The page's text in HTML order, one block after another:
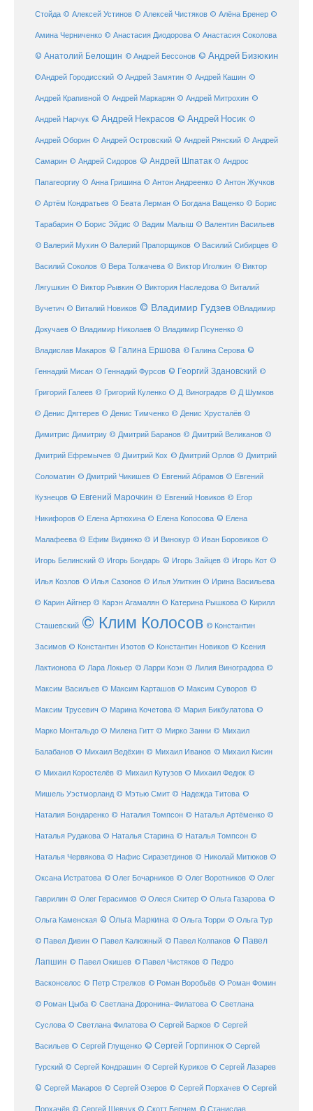
Стойда © Алексей Устинов © Алексей Чистяков © Алёна Бренер ©
Амина Черниченко © Анастасия Диодорова © Анастасия Соколова
© Анатолий Белощин © Андрей Бессонов © Андрей Бизюкин
©Андрей Городисский © Андрей Замятин © Андрей Кашин ©
Андрей Крапивной © Андрей Маркарян © Андрей Митрохин ©
Андрей Нарчук © Андрей Некрасов © Андрей Носик ©
Андрей Оборин © Андрей Островский © Андрей Рянский © Андрей
Самарин © Андрей Сидоров © Андрей Шпатак © Андрос
Папагеоргиу © Анна Гришина © Антон Андреенко © Антон Жучков
© Артём Кондратьев © Беата Лерман © Богдана Ващенко © Борис
Тарабарин © Борис Эйдис © Вадим Малыш © Валентин Васильев
© Валерий Мухин © Валерий Прапорщиков © Василий Сибирцев ©
Василий Соколов © Вера Толкачева © Виктор Иголкин © Виктор
Лягушкин © Виктор Рывкин © Виктория Наследова © Виталий
Вучетич © Виталий Новиков © Владимир Гудзев ©Владимир
Докучаев © Владимир Николаев © Владимир Псуненко ©
Владислав Макаров © Галина Ершова © Галина Серова ©
Геннадий Мисан © Геннадий Фурсов © Георгий Здановский ©
Григорий Галеев © Григорий Куленко © Д. Виноградов © Д Шумков
© Денис Дягтерев © Денис Тимченко © Денис Хрусталёв ©
Димитрис Димитриу © Дмитрий Баранов © Дмитрий Великанов ©
Дмитрий Ефремычев © Дмитрий Кох © Дмитрий Орлов © Дмитрий
Соломатин © Дмитрий Чикишев © Евгений Абрамов © Евгений
Кузнецов © Евгений Марочкин © Евгений Новиков © Егор
Никифоров © Елена Артюхина © Елена Копосова © Елена
Малафеева © Ефим Видинжо © И Винокур © Иван Боровиков ©
Игорь Белинский © Игорь Бондарь © Игорь Зайцев © Игорь Кот ©
Илья Козлов © Илья Сазонов © Илья Улиткин © Ирина Васильева
© Карин Айгнер © Карэн Агамалян © Катерина Рышкова © Кирилл
Сташевский © Клим Колосов © Константин
Засимов © Константин Изотов © Константин Новиков © Ксения
Лактионова © Лара Локьер © Ларри Коэн © Лилия Виноградова ©
Максим Васильев © Максим Карташов © Максим Суворов ©
Максим Трусевич © Марина Кочетова © Мария Бикбулатова ©
Марко Монтальдо © Милена Гитт © Мирко Занни © Михаил
Балабанов © Михаил Ведёхин © Михаил Иванов © Михаил Кисин
© Михаил Коростелёв © Михаил Кутузов © Михаил Федюк ©
Мишель Уэстморланд © Мэтью Смит © Надежда Титова ©
Наталия Бондаренко © Наталия Томпсон © Наталья Артёменко ©
Наталья Рудакова © Наталья Старина © Наталья Томпсон ©
Наталья Червякова © Нафис Сиразетдинов © Николай Митюков ©
Оксана Истратова © Олег Бочарников © Олег Воротников © Олег
Гаврилин © Олег Герасимов © Олеся Скитер © Ольга Газарова ©
Ольга Каменская © Ольга Маркина © Ольга Торри © Ольга Тур
© Павел Дивин © Павел Калюжный © Павел Колпаков © Павел
Лапшин © Павел Окишев © Павел Чистяков © Педро
Васконселос © Петр Стрелков © Роман Воробьёв © Роман Фомин
© Роман Цыба © Светлана Доронина-Филатова © Светлана
Суслова © Светлана Филатова © Сергей Барков © Сергей
Васильев © Сергей Глущенко © Сергей Горпинюк © Сергей
Гурский © Сергей Кондрашин © Сергей Куриков © Сергей Лазарев
© Сергей Макаров © Сергей Озеров © Сергей Порхачев © Сергей
© Станислав